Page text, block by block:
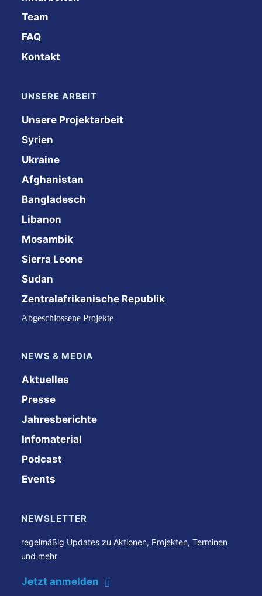
Team
FAQ
Kontakt
UNSERE ARBEIT
Unsere Projektarbeit
Syrien
Ukraine
Afghanistan
Bangladesch
Libanon
Mosambik
Sierra Leone
Sudan
Zentralafrikanische Republik
Abgeschlossene Projekte
NEWS & MEDIA
Aktuelles
Presse
Jahresberichte
Infomaterial
Podcast
Events
NEWSLETTER
regelmäßig Updates zu Aktionen, Projekten, Terminen
und mehr
Jetzt anmelden